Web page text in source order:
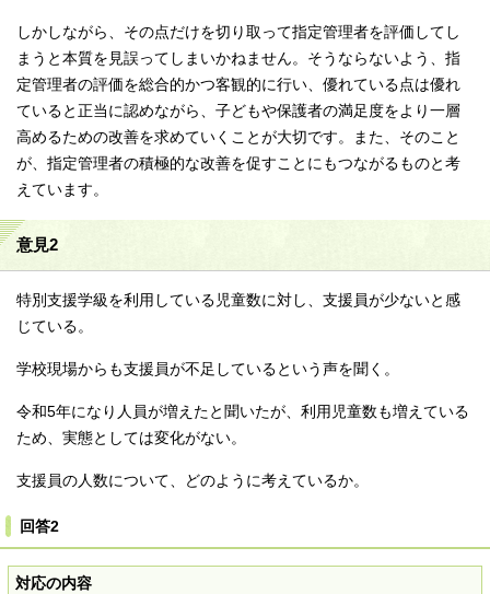
しかしながら、その点だけを切り取って指定管理者を評価してし
まうと本質を見誤ってしまいかねません。そうならないよう、指
定管理者の評価を総合的かつ客観的に行い、優れている点は優れ
ていると正当に認めながら、子どもや保護者の満足度をより一層
高めるための改善を求めていくことが大切です。また、そのこと
が、指定管理者の積極的な改善を促すことにもつながるものと考
えています。
意見2
特別支援学級を利用している児童数に対し、支援員が少ないと感
じている。
学校現場からも支援員が不足しているという声を聞く。
令和5年になり人員が増えたと聞いたが、利用児童数も増えている
ため、実態としては変化がない。
支援員の人数について、どのように考えているか。
回答2
対応の内容